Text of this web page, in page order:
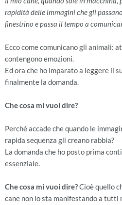
rapidità delle immagini che gli
finestrino e passa il tempo a
Ecco come comunicano gli animali:
contengono emozioni.
Ed ora che ho imparato a leggere il
finalmente la domanda.
Che cosa mi vuoi dire?
Perché accade che quando le
rapida sequenza gli creano rabbia?
La domanda che ho posto prima
essenziale.
Che cosa mi vuoi dire?Cioè quello
cane non lo sta manifestando a tutti